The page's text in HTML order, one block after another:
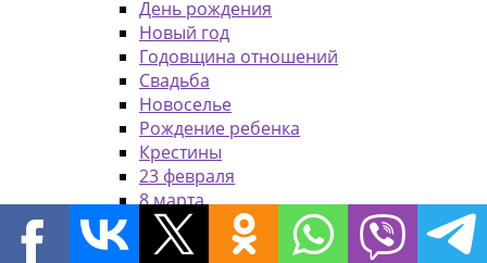
День рождения
Новый год
Годовщина отношений
Свадьба
Новоселье
Рождение ребенка
Крестины
23 февраля
8 марта
14 февраля
Годовщина свадьбы